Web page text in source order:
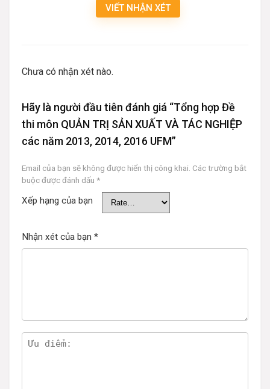
VIẾT NHẬN XÉT
Chưa có nhận xét nào.
Hãy là người đầu tiên đánh giá “Tổng hợp Đề
thi môn QUẢN TRỊ SẢN XUẤT VÀ TÁC NGHIỆP
các năm 2013, 2014, 2016 UFM”
Email của bạn sẽ không được hiển thị công khai. Các trường bắt
buộc được đánh dấu *
Xếp hạng của bạn
Nhận xét của bạn *